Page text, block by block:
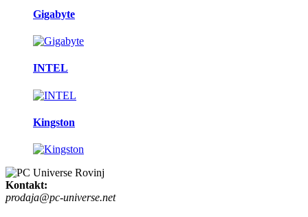
Gigabyte
INTEL
Kingston
Kontakt:
prodaja@pc-universe.net